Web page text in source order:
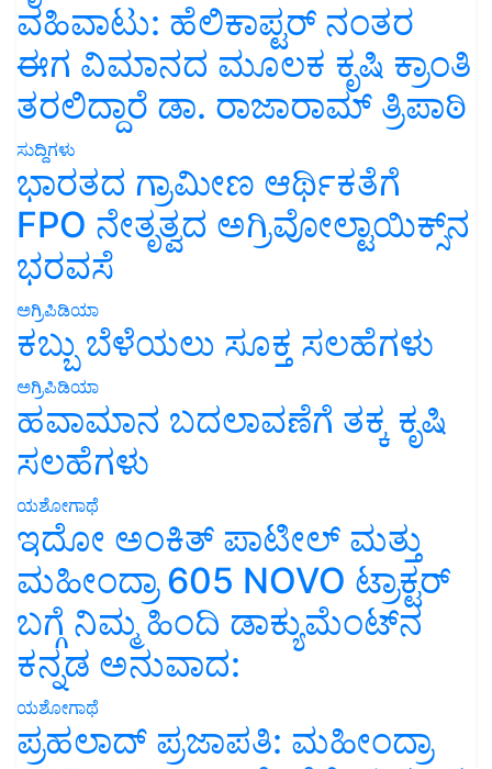
ವಹಿವಾಟು: ಹೆಲಿಕಾಪ್ಟರ್ ನಂತರ
ಈಗ ವಿಮಾನದ ಮೂಲಕ ಕೃಷಿ ಕ್ರಾಂತಿ
ತರಲಿದ್ದಾರೆ ಡಾ. ರಾಜಾರಾಮ್ ತ್ರಿಪಾಠಿ
ಸುದ್ದಿಗಳು
ಭಾರತದ ಗ್ರಾಮೀಣ ಆರ್ಥಿಕತೆಗೆ
FPO ನೇತೃತ್ವದ ಅಗ್ರಿವೋಲ್ಟಾಯಿಕ್ಸ್‌ನ
ಭರವಸೆ
ಅಗ್ರಿಪಿಡಿಯಾ
ಕಬ್ಬು ಬೆಳೆಯಲು ಸೂಕ್ತ ಸಲಹೆಗಳು
ಅಗ್ರಿಪಿಡಿಯಾ
ಹವಾಮಾನ ಬದಲಾವಣೆಗೆ ತಕ್ಕ ಕೃಷಿ
ಸಲಹೆಗಳು
ಯಶೋಗಾಥೆ
ಇದೋ ಅಂಕಿತ್ ಪಾಟೀಲ್ ಮತ್ತು
ಮಹೀಂದ್ರಾ 605 NOVO ಟ್ರಾಕ್ಟರ್
ಬಗ್ಗೆ ನಿಮ್ಮ ಹಿಂದಿ ಡಾಕ್ಯುಮೆಂಟ್‌ನ
ಕನ್ನಡ ಅನುವಾದ:
ಯಶೋಗಾಥೆ
ಪ್ರಹಲಾದ್ ಪ್ರಜಾಪತಿ: ಮಹೀಂದ್ರಾ